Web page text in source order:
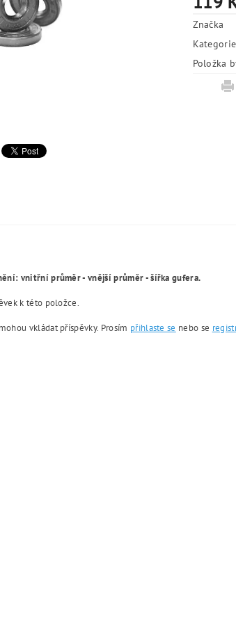
Značka
Kategorie
Položka
vnitřní průměr - vnější průměr - šířka gufera.
k této položce.
vkládat příspěvky. Prosím přihlaste se nebo se